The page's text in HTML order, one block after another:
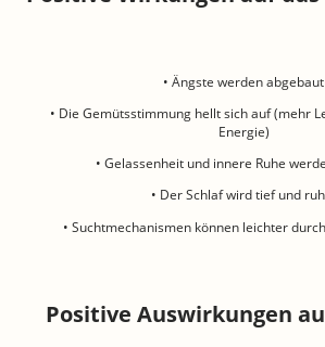
• Ängste werden abgebaut
• Die Gemütsstimmung hellt sich auf (mehr
Energie)
• Gelassenheit und innere Ruhe
• Der Schlaf wird tief und
• Suchtmechanismen können leichter
Positive Auswirkungen